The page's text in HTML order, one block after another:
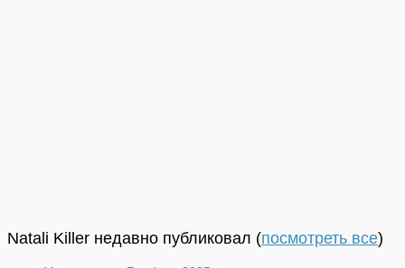
Natali Killer недавно публиковал (посмотреть все)